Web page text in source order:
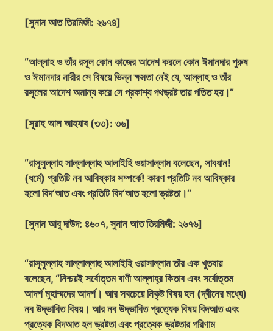
[সুনান আত তিরমিজী: ২৬৭৪]
“আল্লাহ ও তাঁর রসূল কোন কাজের আদেশ করলে কোন ঈমানদার পুরুষ
ও ঈমানদার নারীর সে বিষয়ে ভিন্ন ক্ষমতা নেই যে, আল্লাহ ও তাঁর
রসূলের আদেশ অমান্য করে সে প্রকাশ্য পথভ্রষ্ট তায় পতিত হয়।”
[সূরাহ আল আহযাব (৩৩): ৩৬]
“রাসূলুল্লাহ সাল্লাল্লাহু আলাইহি ওয়াসাল্লাম বলেছেন, সাবধান!
(ধর্মে) প্রতিটি নব আবিষ্কার সম্পর্কে! কারণ প্রতিটি নব আবিষ্কার
হলো বিদ‘আত এবং প্রতিটি বিদ‘আত হলো ভ্রষ্টতা।”
[সুনান আবূ দাউদ: ৪৬০৭, সুনান আত তিরমিজী: ২৬৭৬]
“রাসূলুল্লাহ সাল্লাল্লাহু আলাইহি ওয়াসাল্লাম তাঁর এক খুতবায়
বলেছেন, “নিশ্চয়ই সর্বোত্তম বাণী আল্লাহ্‌র কিতাব এবং সর্বোত্তম
আদর্শ মুহাম্মদের আদর্শ। আর সবচেয়ে নিকৃষ্ট বিষয় হল (দ্বীনের মধ্যে)
নব উদ্ভাবিত বিষয়। আর নব উদ্ভাবিত প্রত্যেক বিষয় বিদআত এবং
প্রত্যেক বিদআত হল ভ্রষ্টতা এবং প্রত্যেক ভ্রষ্টতার পরিণাম